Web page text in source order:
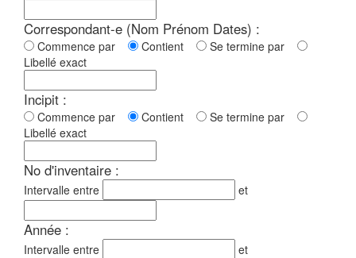
Correspondant-e (Nom Prénom Dates) :
Commence par Contient
Se termine par
Libellé exact
Incipit :
Commence par Contient
Se termine par
Libellé exact
No d'inventaire :
Intervalle entre et
Année :
Intervalle entre et